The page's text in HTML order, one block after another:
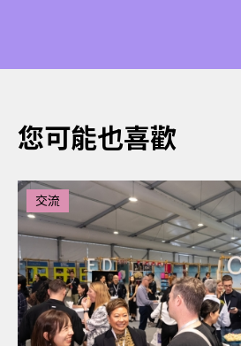
您可能也喜歡
交流